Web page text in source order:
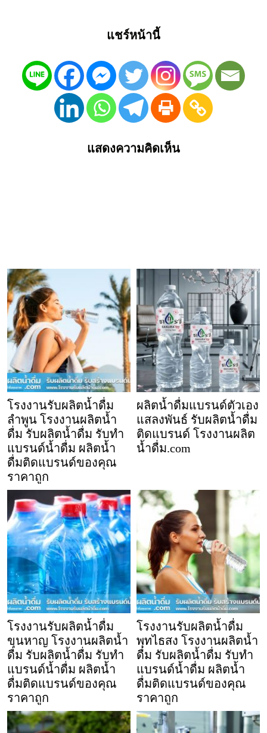
แชร์หน้านี้
แสดงความคิดเห็น
โรงงานรับผลิตน้ำดื่ม
ลำพูน โรงงานผลิตน้ำ
ดื่ม รับผลิตน้ำดื่ม รับทำ
แบรนด์น้ำดื่ม ผลิตน้ำ
ดื่มติดแบรนด์ของคุณ
ราคาถูก
ผลิตน้ำดื่มแบรนด์ตัวเอง
แสลงพันธ์ รับผลิตน้ำดื่ม
ติดแบรนด์ โรงงานผลิต
น้ำดื่ม.com
โรงงานรับผลิตน้ำดื่ม
ขุนหาญ โรงงานผลิตน้ำ
ดื่ม รับผลิตน้ำดื่ม รับทำ
แบรนด์น้ำดื่ม ผลิตน้ำ
ดื่มติดแบรนด์ของคุณ
ราคาถูก
โรงงานรับผลิตน้ำดื่ม
พุทไธสง โรงงานผลิตน้ำ
ดื่ม รับผลิตน้ำดื่ม รับทำ
แบรนด์น้ำดื่ม ผลิตน้ำ
ดื่มติดแบรนด์ของคุณ
ราคาถูก